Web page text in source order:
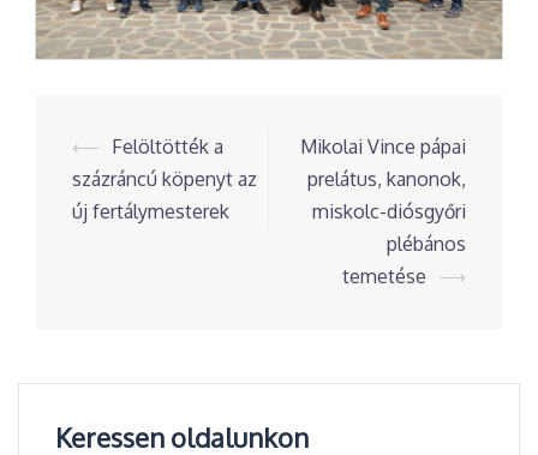
Post
navigation
⟵ Felöltötték a
százráncú köpenyt az
új fertálymesterek
Mikolai Vince pápai
prelátus, kanonok,
miskolc-diósgyőri
plébános
temetése ⟶
Keressen oldalunkon